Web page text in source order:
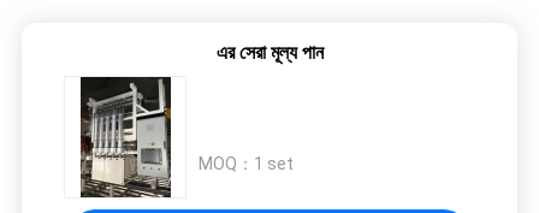
এর সেরা মূল্য পান
MOQ： 1 set